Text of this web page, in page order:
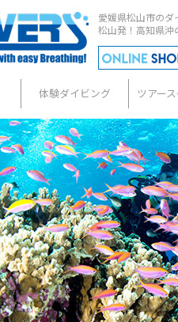
愛媛県松山市の
松山発！高知県沖
体験ダイビング ツアー